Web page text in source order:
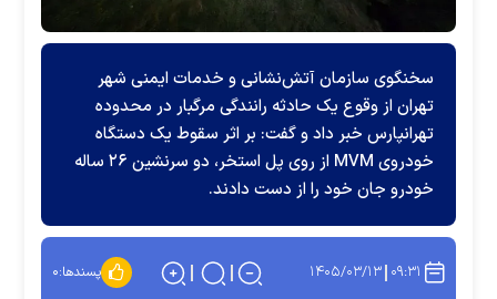
سخنگوی سازمان آتش‌نشانی و خدمات ایمنی شهر
تهران از وقوع یک حادثه رانندگی مرگبار در محدوده
تهرانپارس خبر داد و گفت: بر اثر سقوط یک دستگاه
خودروی MVM از روی پل استخر، دو سرنشین ۲۶ ساله
خودرو جان خود را از دست دادند.
۰۹:۳۱ ۱۴۰۵/۰۳/۱۳ پسندها:۰